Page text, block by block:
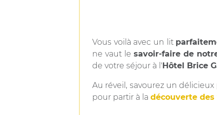
Vous voilà avec un lit
ne vaut le savoir-faire de
de votre séjour à l'Hôtel Brice
Au réveil, savourez un délicieux
pour partir à la découverte des